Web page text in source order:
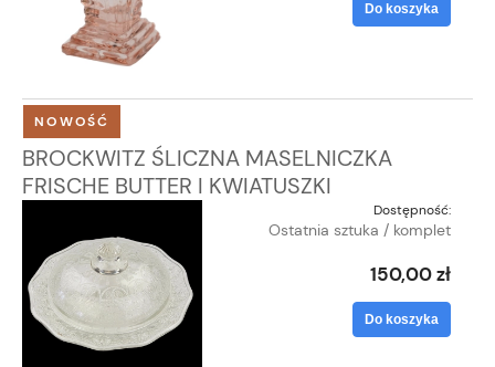
Do koszyka
BROCKWITZ ŚLICZNA MASELNICZKA
FRISCHE BUTTER I KWIATUSZKI
Dostępność:
Ostatnia sztuka / komplet
150,00 zł
Do koszyka
NOWOŚĆ